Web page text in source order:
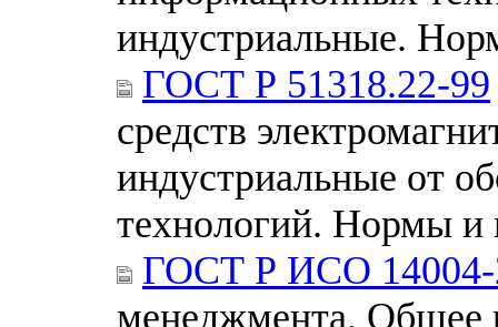
индустриальные.
ГОСТ Р 51318.22-99
средств
индустриальные от
технологий. Нормы
ГОСТ Р ИСО 14004-
менеджмента. Общее